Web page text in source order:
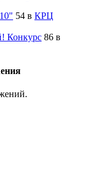
54 в КРЦ
Конкурс 86 в